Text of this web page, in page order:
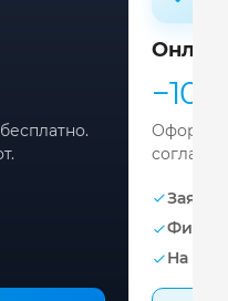
−10%
Заявка
На